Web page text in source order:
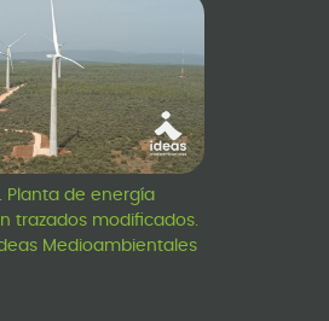
Planta de energía
trazados modificados.
Medioambientales